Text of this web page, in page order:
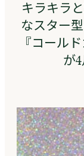
homepage
キラキラ
なスター
『コール
が